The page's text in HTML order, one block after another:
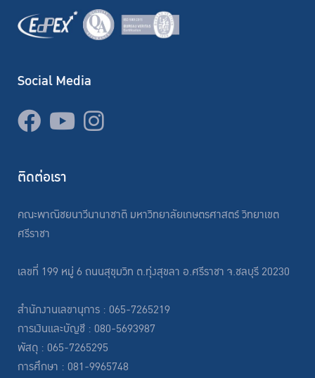
Social Media
ติดต่อเรา
คณะพาณิชยนาวีนานาชาติ มหาวิทยาลัยเกษตรศาสตร์ วิทยาเขต
ศรีราชา
เลขที่ 199 หมู่ 6 ถนนสุขุมวิท ต.ทุ่งสุขลา อ.ศรีราชา จ.ชลบุรี 20230
สำนักงานเลขานุการ : 065-7265219
การเงินและบัญชี : 080-5693987
พัสดุ : 065-7265295
การศึกษา : 081-9965748